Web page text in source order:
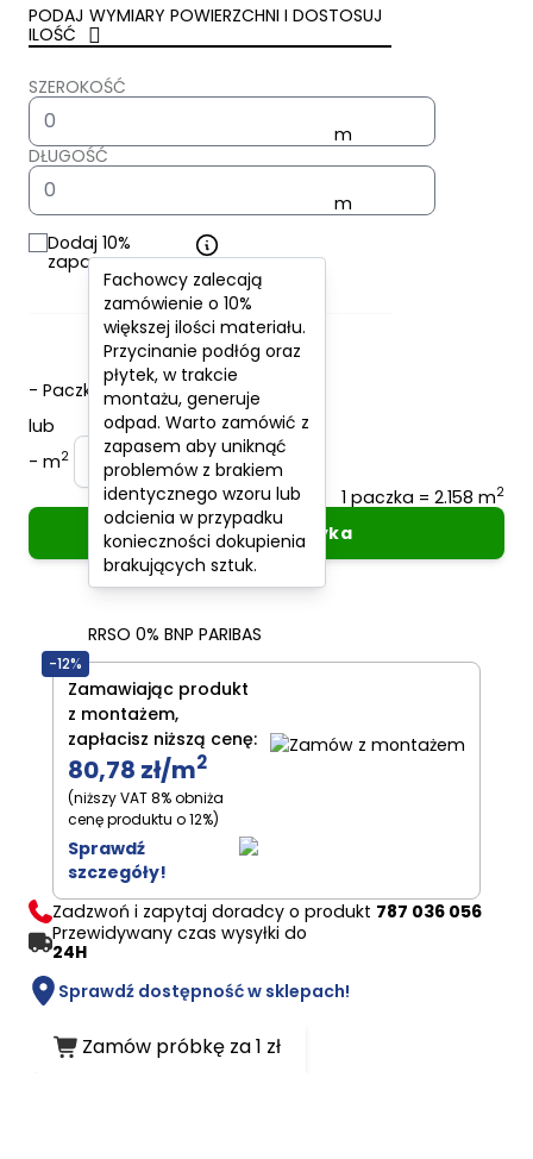
PODAJ WYMIARY POWIERZCHNI I DOSTOSUJ
ILOŚĆ
SZEROKOŚĆ
DŁUGOŚĆ
Dodaj 10%
zapasu
Fachowcy zalecają
zamówienie o 10%
większej ilości materiału.
Przycinanie podłóg oraz
płytek, w trakcie
montażu, generuje
odpad. Warto zamówić z
zapasem aby uniknąć
problemów z brakiem
identycznego wzoru lub
odcienia w przypadku
konieczności dokupienia
brakujących sztuk.
- Paczki
+
lub
- m2
+
1 paczka = 2.158 m2
Dodaj do koszyka
Oblicz raty0%
RRSO 0% BNP PARIBAS
-12%
Zamawiając produkt
z montażem,
zapłacisz niższą cenę:
80,78 zł/m2
(niższy VAT 8% obniża
cenę produktu o 12%)
Sprawdź
szczegóły!
Zadzwoń i zapytaj doradcy o produkt 787 036 056
Przewidywany czas wysyłki do
24H
Sprawdź dostępność w sklepach!
Zamów próbkę za 1 zł